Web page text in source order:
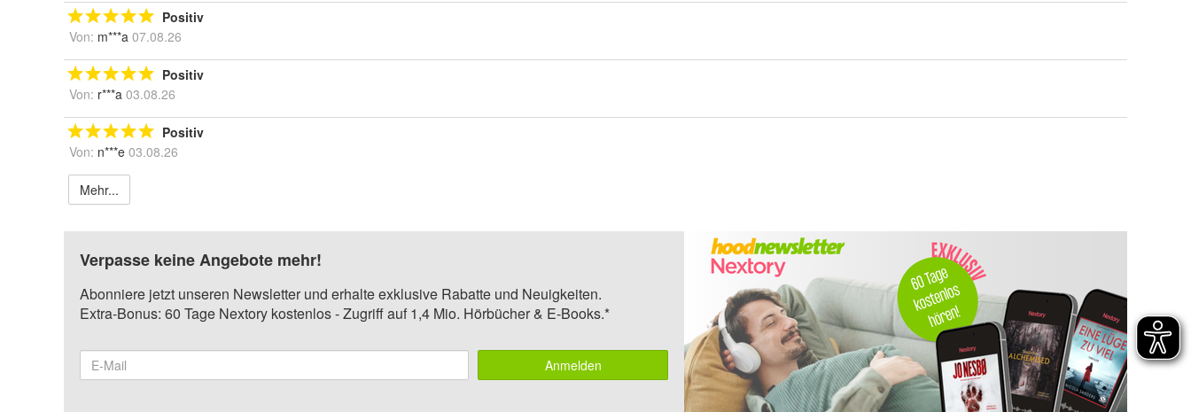
Positiv
Von: m***a 07.08.26
Positiv
Von: r***a 03.08.26
Positiv
Von: n***e 03.08.26
Mehr...
Verpasse keine Angebote mehr!
Abonniere jetzt unseren Newsletter und erhalte exklusive Rabatte und Neuigkeiten.
Extra-Bonus: 60 Tage Nextory kostenlos - Zugriff auf 1,4 Mio. Hörbücher & E-Books.*
Anmelden